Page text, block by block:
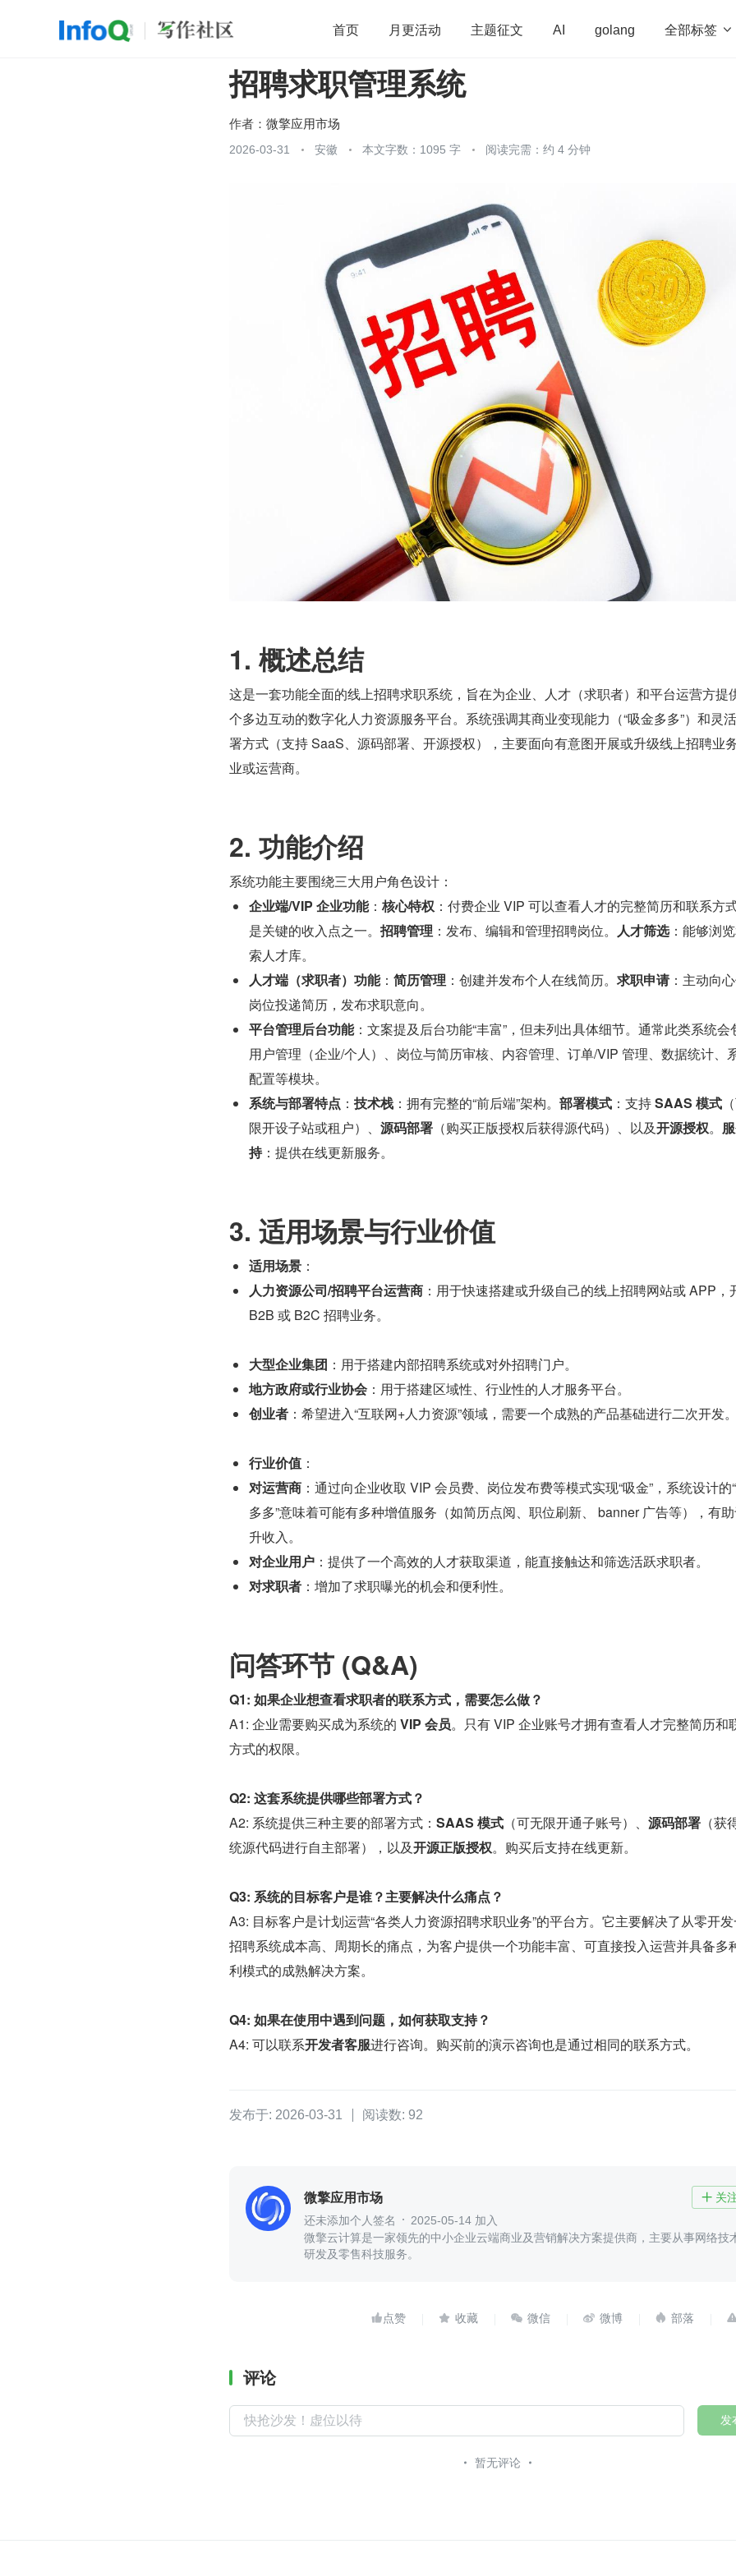
首页 月更活动 主题征文 AI golang 全部标签 
开源 架构 OpenHarmony
团队管理
招聘求职管理系统
作者： 微擎应用市场
2026-03-31 安徽 本文字数：1095 字 阅读完需：约 4 分钟
1. 概述总结
这是一套功能全面的线上招聘求职系统，旨在为企业、人才（求职者）和平台运营方提
个多边互动的数字化人力资源服务平台。系统强调其商业变现能力（“吸金多多”）和灵
署方式（支持 SaaS、源码部署、开源授权），主要面向有意图开展或升级线上招聘业
业或运营商。
2. 功能介绍
系统功能主要围绕三大用户角色设计：
企业端/VIP 企业功能： 核心特权 ：付费企业 VIP 可以查看人才的完整简历和联系方
是关键的收入点之一。 招聘管理 ：发布、编辑和管理招聘岗位。 人才筛选：能够浏
索人才库。
人才端（求职者）功能： 简历管理 ：创建并发布个人在线简历。 求职申请：主动向
岗位投递简历，发布求职意向。
平台管理后台功能：文案提及后台功能“丰富”，但未列出具体细节。通常此类系统会
用户管理（企业/个人）、岗位与简历审核、内容管理、订单/VIP 管理、数据统计、
配置等模块。
系统与部署特点 ： 技术栈 ：拥有完整的“前后端”架构。 部署模式 ：支持 SAAS 模式
限开设子站或租户）、 源码部署 （购买正版授权后获得源代码）、以及开源授权。
持：提供在线更新服务。
3. 适用场景与行业价值
适用场景 ：
人力资源公司/招聘平台运营商 ：用于快速搭建或升级自己的线上招聘网站或 APP，
B2B 或 B2C 招聘业务。
大型企业集团 ：用于搭建内部招聘系统或对外招聘门户。
地方政府或行业协会 ：用于搭建区域性、行业性的人才服务平台。
创业者 ：希望进入“互联网+人力资源”领域，需要一个成熟的产品基础进行二次开发。
行业价值 ：
对运营商 ：通过向企业收取 VIP 会员费、岗位发布费等模式实现“吸金”，系统设计的
多多”意味着可能有多种增值服务（如简历点阅、职位刷新、 banner 广告等），有
升收入。
对企业用户 ：提供了一个高效的人才获取渠道，能直接触达和筛选活跃求职者。
对求职者 ：增加了求职曝光的机会和便利性。
问答环节 (Q&A)
Q1: 如果企业想查看求职者的联系方式，需要怎么做？
A1: 企业需要购买成为系统的 VIP 会员。只有 VIP 企业账号才拥有查看人才完整简历和
方式的权限。
Q2: 这套系统提供哪些部署方式？
A2: 系统提供三种主要的部署方式： SAAS 模式 （可无限开通子账号）、 源码部署 （获
统源代码进行自主部署），以及开源正版授权。购买后支持在线更新。
Q3: 系统的目标客户是谁？主要解决什么痛点？
A3: 目标客户是计划运营“各类人力资源招聘求职业务”的平台方。它主要解决了从零开
招聘系统成本高、周期长的痛点，为客户提供一个功能丰富、可直接投入运营并具备多
利模式的成熟解决方案。
Q4: 如果在使用中遇到问题，如何获取支持？
A4: 可以联系开发者客服进行咨询。购买前的演示咨询也是通过相同的联系方式。
发布于: 2026-03-31 阅读数: 92
微擎应用市场  关
还未添加个人签名
2025-05-14 加入
微擎云计算是一家领先的中小企业云端商业及营销解决方案提供商，主要从事网络技
研发及零售科技服务。
    
评论
发
暂无评论